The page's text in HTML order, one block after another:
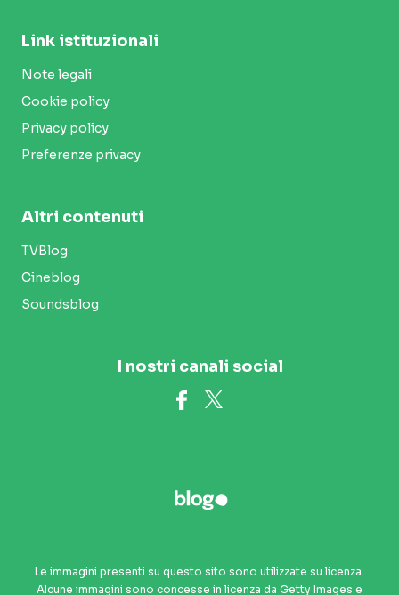
Link istituzionali
Note legali
Cookie policy
Privacy policy
Preferenze privacy
Altri contenuti
TVBlog
Cineblog
Soundsblog
I nostri canali social
Le immagini presenti su questo sito sono utilizzate su licenza.
Alcune immagini sono concesse in licenza da Getty Images e